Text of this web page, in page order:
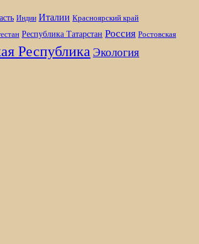
Индии Италии Красноярский край
Республика Татарстан Россия Ростовская
Республика Экология